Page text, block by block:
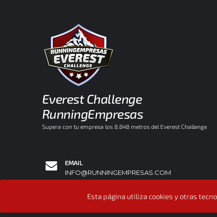
Everest Challenge
RunningEmpresas
Supera con tu empresa los 8.848 metros del Everest Challenge
EMAIL
INFO@RUNNINGEMPRESAS.COM
TELÉFONOEsta página utiliza cookies y otras